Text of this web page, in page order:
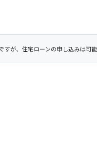
すが、住宅ローンの申し込みは可能